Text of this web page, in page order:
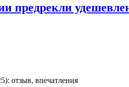
предрекли
отзыв, впечатления